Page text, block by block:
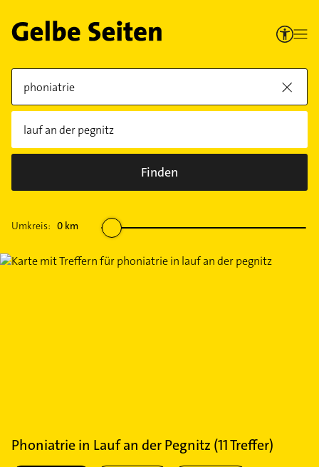
Finden
Umkreis: 0 km
Phoniatriein Lauf an der Pegnitz (11Treffer)